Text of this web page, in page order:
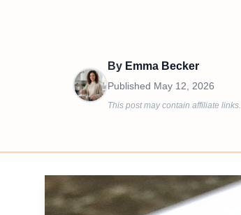
By Emma Becker
Published May 12, 2026
This post may contain affiliate links.